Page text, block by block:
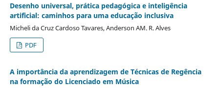
Desenho universal, prática pedagógica e inteligência
artificial: caminhos para uma educação inclusiva
Micheli da Cruz Cardoso Tavares, Anderson AM. R. Alves
PDF
A importância da aprendizagem de Técnicas de Regência
na formação do Licenciado em Música